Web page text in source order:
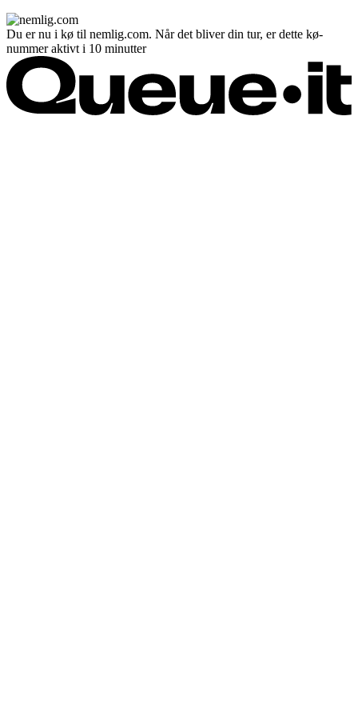
Du er nu i kø til nemlig.com. Når det bliver din tur, er dette kø-
nummer aktivt i 10 minutter